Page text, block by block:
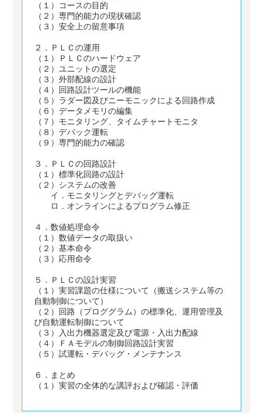
（１）コースの目的
（２）専門的能力の現状確認
（３）安全上の留意事項
２．ＰＬＣの運用
（１）ＰＬＣのハードウェア
（２）ユニットの選定
（３）外部配線の設計
（４）回路設計ツールの機能
（５）ラダー図及びニーモニックによる回路作成
（６）データメモリの編集
（７）モニタリング、タイムチャートモニタ
（８）デバック運転
（９）専門的能力の確認
３．ＰＬＣの回路設計
（１）標準化回路の設計
（２）システムの改善
イ．モニタリングとデバッグ運転
ロ．オンラインによるプログラム修正
４．数値処理命令
（１）数値データの取扱い
（２）基本命令
（３）応用命令
５．ＰＬＣの設計実習
（１）実習課題の仕様について（搬送システム等の
自動制御について）
（２）回路（プロググラム）の標準化、運用管理及
び自動運転制御について
（３）入出力機器選定及び電源・入出力配線
（４）ＦＡモデルの制御回路設計実習
（５）試運転・デバッグ・メンテナンス
６．まとめ
（１）実習の全体的な講評および確認・評価